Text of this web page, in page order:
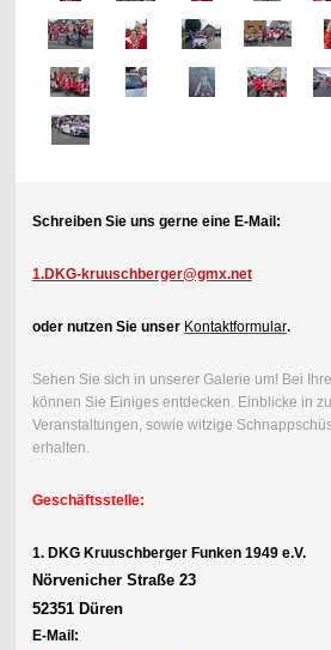
Schreiben Sie uns gerne eine E-Mail:
1.DKG-kruuschberger@gmx.net
oder nutzen Sie unser Kontaktformular.
Sehen Sie sich in unserer Galerie um! Bei
können Sie Einiges entdecken. Einblicke in
Veranstaltungen, sowie witzige
erhalten.
Geschäftsstelle:
1. DKG Kruuschberger Funken 1949 e.V.
Nörvenicher Straße 23
52351 Düren
E-Mail: